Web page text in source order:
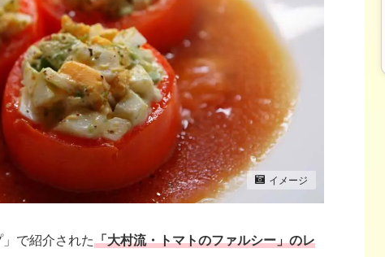
イメージ
で紹介された「大村流・トマトのファルシー」のレ